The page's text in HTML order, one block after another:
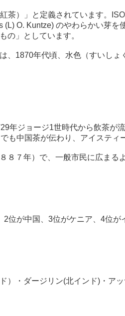
茶）」と定義されています。
O. Kuntze) のやわらかい芽
の」としています。
、1870年代頃、水色（すいし
年ジョージ1世時代から飲茶が
も中国茶が伝わり、アイスティ
８７年）で、一般市民に広まる
位が中国、3位がケニア、4位が
）・ダージリン(北インド)・ア